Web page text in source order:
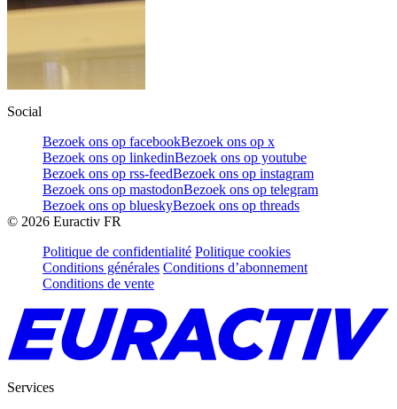
Social
Bezoek ons op facebookBezoek ons op x
Bezoek ons op linkedinBezoek ons op youtube
Bezoek ons op rss-feedBezoek ons op instagram
Bezoek ons op mastodonBezoek ons op telegram
Bezoek ons op blueskyBezoek ons op threads
© 2026 Euractiv FR
Politique de confidentialité Politique cookies
Conditions générales Conditions d’abonnement
Conditions de vente
Services